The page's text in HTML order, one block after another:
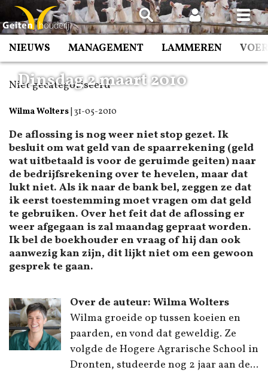
Spring
naar
inhoud
NIEUWS MANAGEMENT LAMMEREN
Niet gecategoriseerd
Dinsdag 2 maart 2010
Wilma Wolters 31-05-2010
De aflossing is nog weer niet stop gezet. Ik
besluit om wat geld van de spaarrekening (geld
wat uitbetaald is voor de geruimde geiten) naar
de bedrijfsrekening over te hevelen, maar dat
lukt niet. Als ik naar de bank bel, zeggen ze dat
ik eerst toestemming moet vragen om dat geld
te gebruiken. Over het feit dat de aflossing er
weer afgegaan is zal maandag gepraat worden.
Ik bel de boekhouder en vraag of hij dan ook
aanwezig kan zijn, dit lijkt niet om een gewoon
gesprek te gaan.
Over de auteur: Wilma Wolters
Wilma groeide op tussen koeien en
paarden, en vond dat geweldig. Ze
volgde de Hogere Agrarische School in
Dronten, studeerde nog 2 jaar aan de...